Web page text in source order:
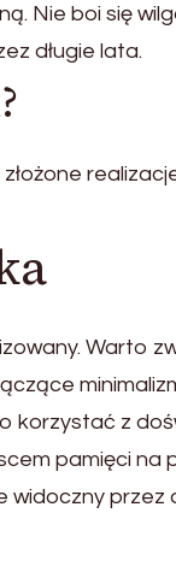
Nie boi się
długie lata.
Warto
korzystać z
pamięci na
widoczny przez